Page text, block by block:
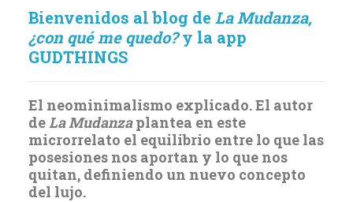
Bienvenidos al blog de La Mudanza,
¿con qué me quedo?y la app
GUDTHINGS
El neominimalismo explicado. El autor
deLa Mudanza plantea en este
microrrelato el equilibrio entre lo que las
posesiones nos aportan y lo que nos
quitan, definiendo un nuevo concepto
del lujo.